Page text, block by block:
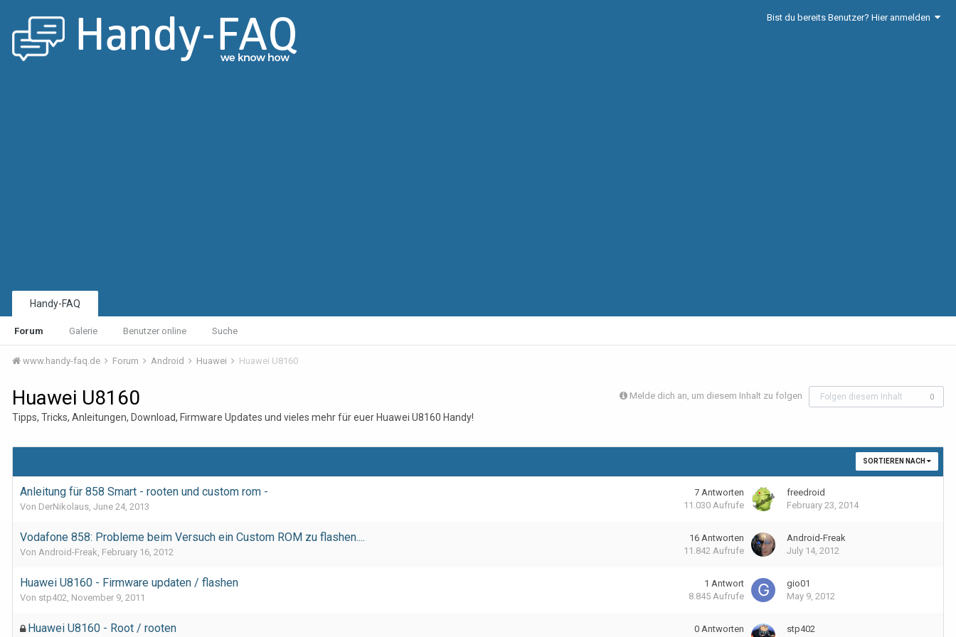
Bist du bereits Benutzer? Hier anmelden
Handy-FAQ
Forum Galerie Benutzer online Suche
www.handy-faq.de Forum Android Huawei Huawei U8160
Huawei U8160 Melde dich an, um diesem Inhalt zu folgen Folgen diesem Inhalt 0
Tipps, Tricks, Anleitungen, Download, Firmware Updates und vieles mehr für euer Huawei U8160 Handy!
SORTIEREN NACH
Anleitung für 858 Smart - rooten und custom rom -
Von DerNikolaus, June 24, 2013
7 Antworten
11.030 Aufrufe
freedroid
February 23, 2014
Vodafone 858: Probleme beim Versuch ein Custom ROM zu flashen....
Von Android-Freak, February 16, 2012
16 Antworten
11.842 Aufrufe
Android-Freak
July 14, 2012
Huawei U8160 - Firmware updaten / flashen
Von stp402, November 9, 2011
1 Antwort
8.845 Aufrufe
gio01
May 9, 2012
Huawei U8160 - Root / rooten 0 Antworten
stp402